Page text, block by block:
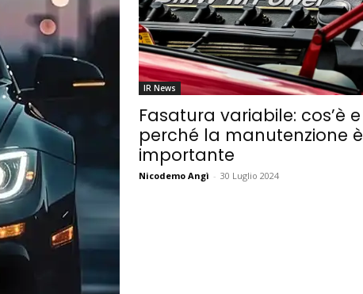
IR News
Fasatura variabile: cos’è e
perché la manutenzione è
importante
Nicodemo Angì - 30 Luglio 2024